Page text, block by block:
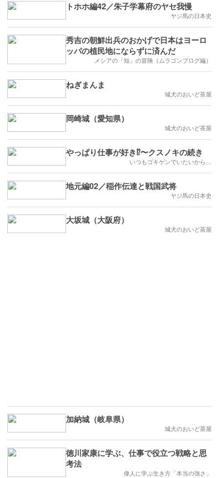
トホホ編42／朱子学幕府のヤセ我慢
ヤジ馬の日本史
秀吉の朝鮮出兵のおかげで日本はヨーロ
ッパの植民地にならずに済んだ
メシアの「知」の冒険（ムラゴンブログ編）
ねぎまんま
城犬のおいど茶屋
岡崎城（愛知県）
城犬のおいど茶屋
やっぱり仕事が好き⁉️〜クスノキの続き
いつもゴキゲンでいたいから…
地元編02／稲作伝達と戦国武将
ヤジ馬の日本史
大坂城（大阪府）
城犬のおいど茶屋
加納城（岐阜県）
城犬のおいど茶屋
徳川家康に学ぶ、仕事で役立つ戦略と思
考法
偉人に学ぶ生き方「本当の強さ」